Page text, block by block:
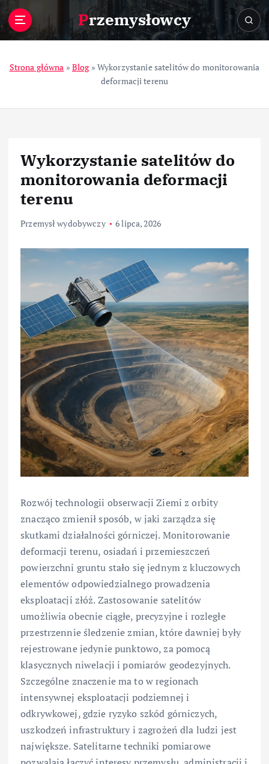
Przemysłowcy
Strona główna » Blog» Wykorzystanie satelitów do monitorowania
deformacji terenu
Wykorzystanie satelitów do
monitorowania deformacji
terenu
Przemysł wydobywczy 6 lipca, 2026
Rozwój technologii obserwacji Ziemi z orbity
znacząco zmienił sposób, w jaki zarządza się
skutkami działalności górniczej. Monitorowanie
deformacji terenu, osiadań i przemieszczeń
powierzchni gruntu stało się jednym z kluczowych
elementów odpowiedzialnego prowadzenia
eksploatacji złóż. Zastosowanie satelitów
umożliwia obecnie ciągłe, precyzyjne i rozległe
przestrzennie śledzenie zmian, które dawniej były
rejestrowane jedynie punktowo, za pomocą
klasycznych niwelacji i pomiarów geodezyjnych.
Szczególne znaczenie ma to w regionach
intensywnej eksploatacji podziemnej i
odkrywkowej, gdzie ryzyko szkód górniczych,
uszkodzeń infrastruktury i zagrożeń dla ludzi jest
największe. Satelitarne techniki pomiarowe